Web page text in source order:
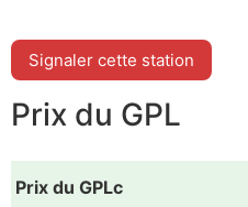
Signaler cette station
Prix du GPL
Prix du GPLc